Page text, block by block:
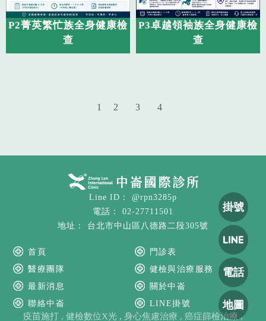
P2菁英繁忙族全身健康檢
查
P3卓越領袖族全身健康檢
查
1 2 3 4
@rpn3285p
02-27711501
台北市中山區八德路二段305號
首頁
門診表
醫療團隊
健檢與治療服務
最新消息
關於中崙
聯絡中崙
LINE掛號
疫苗施打 健檢數位X光 身心焦慮治療 癌症篩檢治療
掛號
電話
地圖